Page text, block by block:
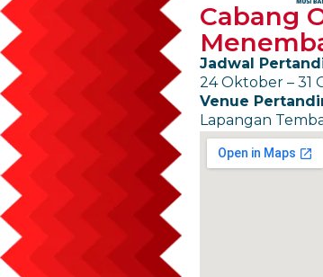
Cabang
Jadwal
24 Oktober – 31
Venue
Lapangan